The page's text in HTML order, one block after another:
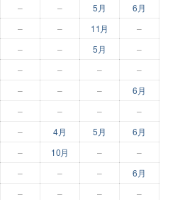
– – 5月
6月
– – 11月 –
– – 5月
–
– – – –
– – –
6月
– – – –
– 4月 5月
6月
– 10月 – –
– – –
6月
– – – –